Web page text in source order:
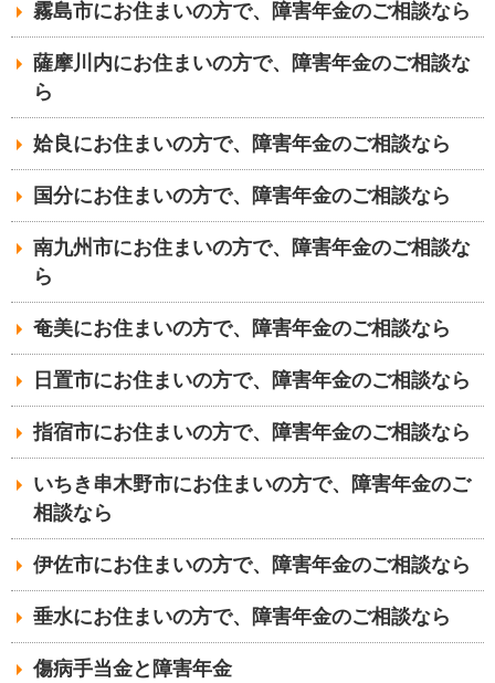
霧島市にお住まいの方で、障害年金のご相談なら
薩摩川内にお住まいの方で、障害年金のご相談な
ら
姶良にお住まいの方で、障害年金のご相談なら
国分にお住まいの方で、障害年金のご相談なら
南九州市にお住まいの方で、障害年金のご相談な
ら
奄美にお住まいの方で、障害年金のご相談なら
日置市にお住まいの方で、障害年金のご相談なら
指宿市にお住まいの方で、障害年金のご相談なら
いちき串木野市にお住まいの方で、障害年金のご
相談なら
伊佐市にお住まいの方で、障害年金のご相談なら
垂水にお住まいの方で、障害年金のご相談なら
傷病手当金と障害年金